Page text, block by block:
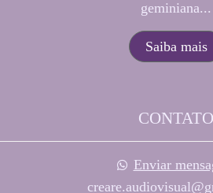
geminiana...
Saiba mais
CONTATO
Enviar